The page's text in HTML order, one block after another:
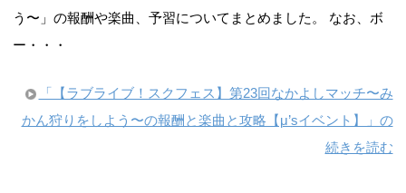
う〜」の報酬や楽曲、予習についてまとめました。 なお、ボ
ー・・・
「【ラブライブ！スクフェス】第23回なかよしマッチ〜み
かん狩りをしよう〜の報酬と楽曲と攻略【μ’sイベント】」の
続きを読む